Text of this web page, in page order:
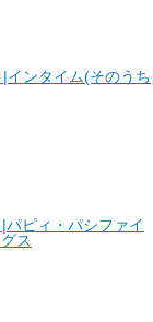
|インタイム(そのうち
パピィ・パシファイ
ス